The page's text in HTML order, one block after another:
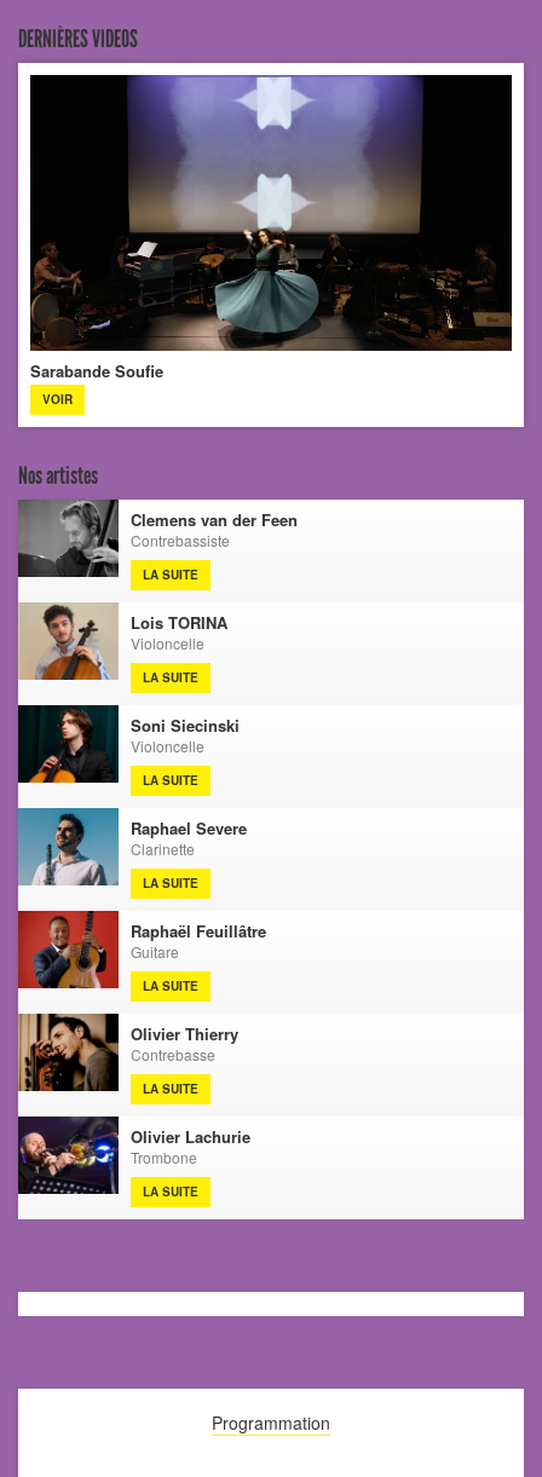
DERNIÈRES VIDEOS
Sarabande Soufie
VOIR
Nos artistes
Clemens van der Feen
Contrebassiste
LA SUITE
Lois TORINA
Violoncelle
LA SUITE
Soni Siecinski
Violoncelle
LA SUITE
Raphael Severe
Clarinette
LA SUITE
Raphaël Feuillâtre
Guitare
LA SUITE
Olivier Thierry
Contrebasse
LA SUITE
Olivier Lachurie
Trombone
LA SUITE
Programmation